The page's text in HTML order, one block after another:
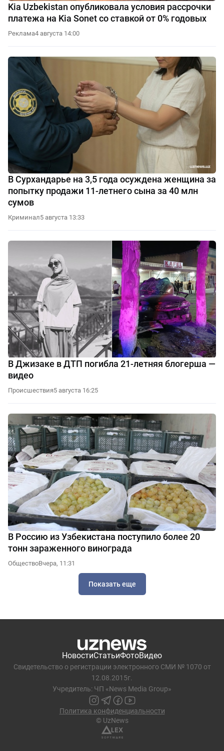
Kia Uzbekistan опубликовала условия рассрочки
платежа на Kia Sonet со ставкой от 0% годовых
Реклама4 августа 14:00
В Сурхандарье на 3,5 года осуждена женщина за
попытку продажи 11-летнего сына за 40 млн
сумов
Криминал5 августа 13:33
В Джизаке в ДТП погибла 21-летняя блогерша —
видео
Происшествия5 августа 16:25
В Россию из Узбекистана поступило более 20
тонн зараженного винограда
ОбществоВчера, 11:31
Показать еще
НовостиСтатьиФотоВидео
Свидетельство о регистрации электронного СМИ № 1070 от
12.08.2015г.
Учредитель: ЧП «News Media Group»
Политика конфиденциальности
© UzNews